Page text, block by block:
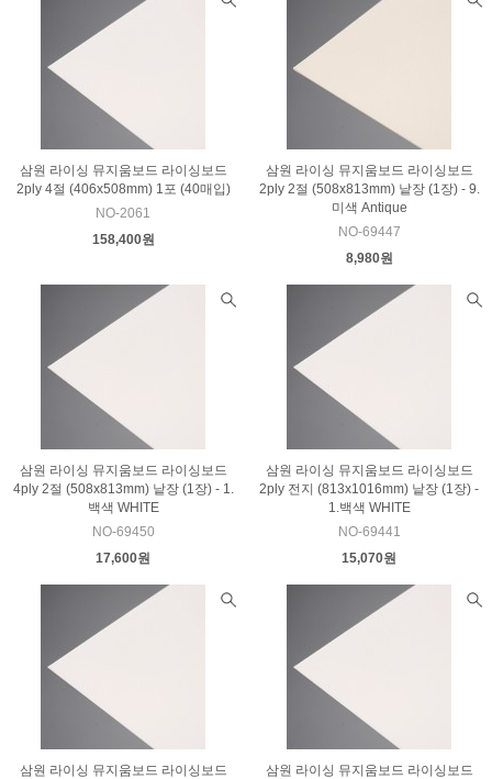
삼원 라이싱 뮤지움보드 라이싱보드
2ply 4절 (406x508mm) 1포 (40매입)
NO-2061
158,400원
삼원 라이싱 뮤지움보드 라이싱보드
2ply 2절 (508x813mm) 낱장 (1장) - 9.
미색 Antique
NO-69447
8,980원
삼원 라이싱 뮤지움보드 라이싱보드
4ply 2절 (508x813mm) 낱장 (1장) - 1.
백색 WHITE
NO-69450
17,600원
삼원 라이싱 뮤지움보드 라이싱보드
2ply 전지 (813x1016mm) 낱장 (1장) -
1.백색 WHITE
NO-69441
15,070원
삼원 라이싱 뮤지움보드 라이싱보드
삼원 라이싱 뮤지움보드 라이싱보드